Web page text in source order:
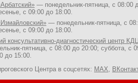
— понедельник-пятница, с 08:00
с 09:00 до 18:00.
— понедельник-пятница, с
с 09:00 до 18:00.
консультативно-диагностический центр
пятница, с 08:00 до 20:00; суббота, с
до 15:00.
Центра в соцсетях: MAX